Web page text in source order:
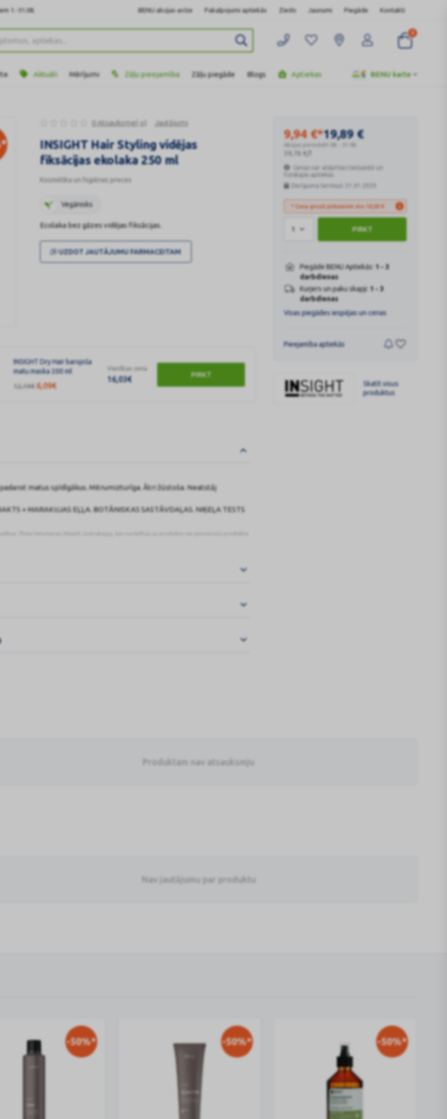
1.-31.08. BENU akcijas avīze Pakalpojumi aptiekās Ziedo Jaunumi Piegāde Kontakti
Aktuāli Mērījumi Zāļu pieejamība Zāļu piegāde Blogs Aptiekas BENU karte
0 Atsauksme(-s) Jautājumi
INSIGHT Hair Styling vidējas
fiksācijas ekolaka 250 ml
Kosmētika un higiēnas preces
Vegānisks
Ecolaka bez gāzes vidējas fiksācijas.
UZDOT JAUTĀJUMU FARMACEITAM
INSIGHT Dry Hair barojoša
matu maska 200 ml
12,19€ 6,09€
Vienības cena
16,03€
PIRKT
matus spīdīgākus. Mitrumizturīga. Ātri žūstoša. Neatstāj
+ MARAKUJAS EĻĻA. BOTĀNISKAS SASTĀVDAĻAS. NIĶEĻA TESTS
9,94 €*19,89 €
Akcijas periods
39,76 €
Cenas var atšķirties tiešsaistē un
fiziskajās aptiekās.
Derīguma termiņš: 31.01.2029.
* Cena grozā pirkumiem virs 10,00 €
1 PIRKT
Piegāde BENU Aptiekās: 1 - 3
darbdienas
Kurjers un paku skapji: 1 - 3
darbdienas
Visas piegādes iespējas un cenas
Pieejamība aptiekās
Skatīt visus
produktus
Produktam nav atsauksmju
Nav jautājumu par produktu
-50%* -50%* -50%*